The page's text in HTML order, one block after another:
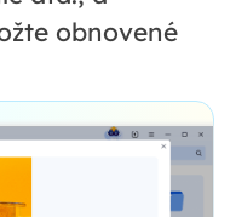
obnovené